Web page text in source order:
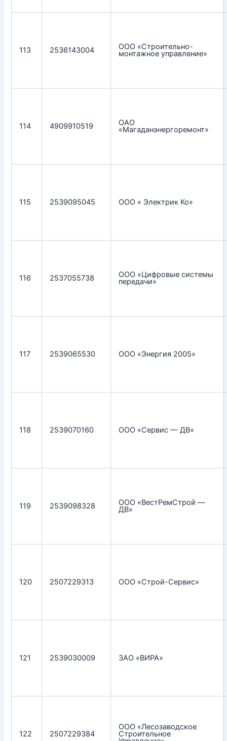
113 2536143004 ООО «Строительно-
монтажное управление»
114 4909910519 ОАО
«Магаданэнергоремонт»
115 2539095045 ООО « Электрик Ко»
116 2537055738 ООО «Цифровые системы
передачи»
117 2539065530 ООО «Энергия 2005»
118 2539070160 ООО «Сервис — ДВ»
119 2539098328 ООО «ВестРемСтрой —
ДВ»
120 2507229313 ООО «Строй-Сервис»
121 2539030009 ЗАО «ВИРА»
122 2507229384
ООО «Лесозаводское
Строительное